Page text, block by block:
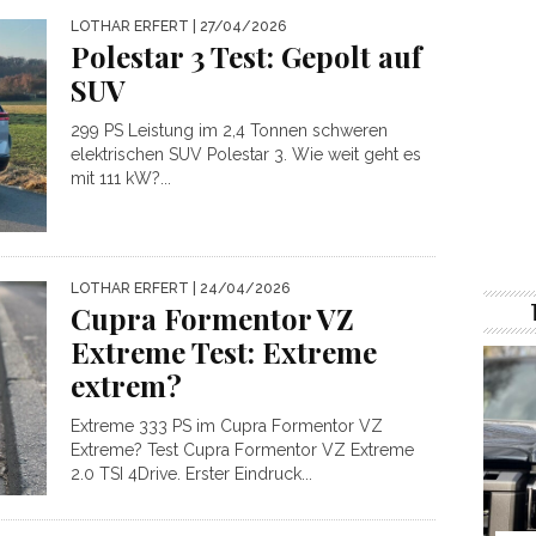
LOTHAR ERFERT | 27/04/2026
Polestar 3 Test: Gepolt auf
SUV
299 PS Leistung im 2,4 Tonnen schweren
elektrischen SUV Polestar 3. Wie weit geht es
mit 111 kW?...
LOTHAR ERFERT | 24/04/2026
Cupra Formentor VZ
Extreme Test: Extreme
extrem?
Extreme 333 PS im Cupra Formentor VZ
Extreme? Test Cupra Formentor VZ Extreme
2.0 TSI 4Drive. Erster Eindruck...